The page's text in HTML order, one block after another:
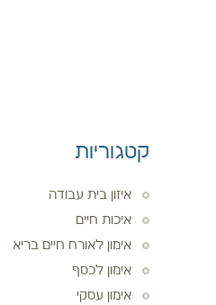
קטגוריות
איזון בית עבודה
איכות חיים
אימון לאורח חיים בריא
אימון לכסף
אימון עסקי